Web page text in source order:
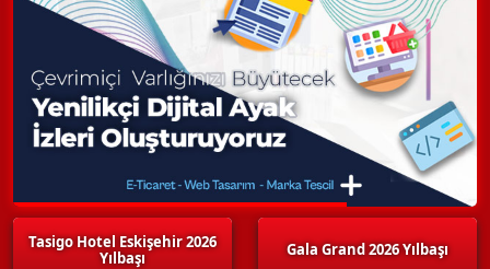
Tasigo Hotel Eskişehir 2026
Yılbaşı
Gala Grand 2026 Yılbaşı